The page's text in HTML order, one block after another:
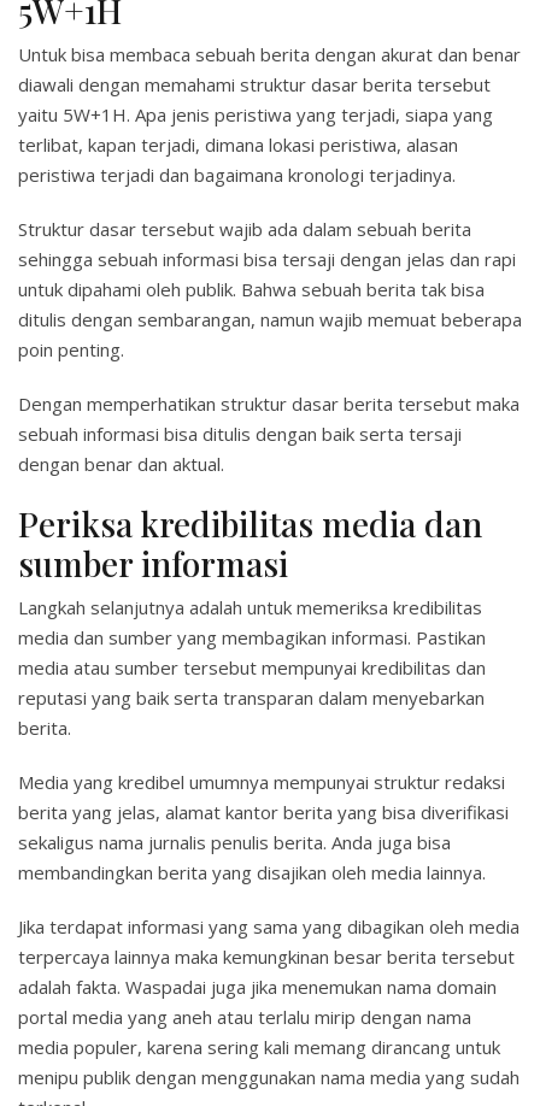
5W+1H
Untuk bisa membaca sebuah berita dengan akurat dan benar
diawali dengan memahami struktur dasar berita tersebut
yaitu 5W+1H. Apa jenis peristiwa yang terjadi, siapa yang
terlibat, kapan terjadi, dimana lokasi peristiwa, alasan
peristiwa terjadi dan bagaimana kronologi terjadinya.
Struktur dasar tersebut wajib ada dalam sebuah berita
sehingga sebuah informasi bisa tersaji dengan jelas dan rapi
untuk dipahami oleh publik. Bahwa sebuah berita tak bisa
ditulis dengan sembarangan, namun wajib memuat beberapa
poin penting.
Dengan memperhatikan struktur dasar berita tersebut maka
sebuah informasi bisa ditulis dengan baik serta tersaji
dengan benar dan aktual.
Periksa kredibilitas media dan
sumber informasi
Langkah selanjutnya adalah untuk memeriksa kredibilitas
media dan sumber yang membagikan informasi. Pastikan
media atau sumber tersebut mempunyai kredibilitas dan
reputasi yang baik serta transparan dalam menyebarkan
berita.
Media yang kredibel umumnya mempunyai struktur redaksi
berita yang jelas, alamat kantor berita yang bisa diverifikasi
sekaligus nama jurnalis penulis berita. Anda juga bisa
membandingkan berita yang disajikan oleh media lainnya.
Jika terdapat informasi yang sama yang dibagikan oleh media
terpercaya lainnya maka kemungkinan besar berita tersebut
adalah fakta. Waspadai juga jika menemukan nama domain
portal media yang aneh atau terlalu mirip dengan nama
media populer, karena sering kali memang dirancang untuk
menipu publik dengan menggunakan nama media yang sudah